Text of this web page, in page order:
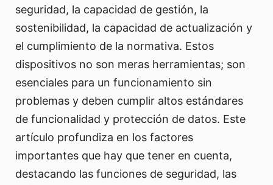
seguridad, la capacidad de gestión, la
sostenibilidad, la capacidad de actualización y
el cumplimiento de la normativa. Estos
dispositivos no son meras herramientas; son
esenciales para un funcionamiento sin
problemas y deben cumplir altos estándares
de funcionalidad y protección de datos. Este
artículo profundiza en los factores
importantes que hay que tener en cuenta,
destacando las funciones de seguridad, las